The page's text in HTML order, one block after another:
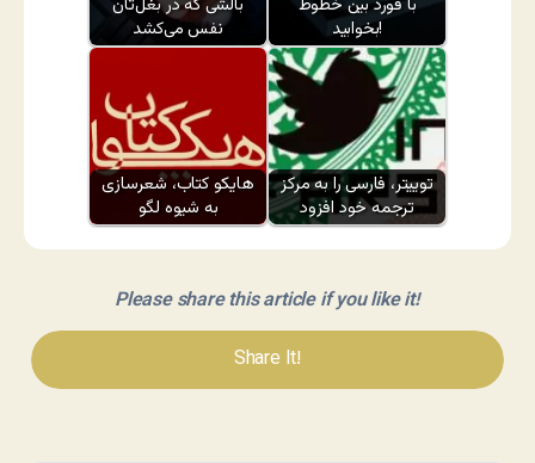
بالشی که در بغل‌تان
نفس می‌کشد
با فورد بین خطوط
بخوابید!
هایکو کتاب، شعرسازی
به شیوه لگو
توییتر، فارسی را به مرکز
ترجمه خود افزود
Please share this article if you like it!
Share It!